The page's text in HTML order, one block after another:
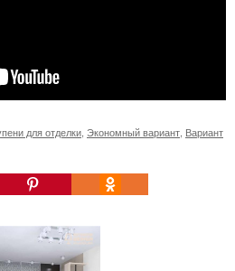
для отделки Экономный вариант Вариант